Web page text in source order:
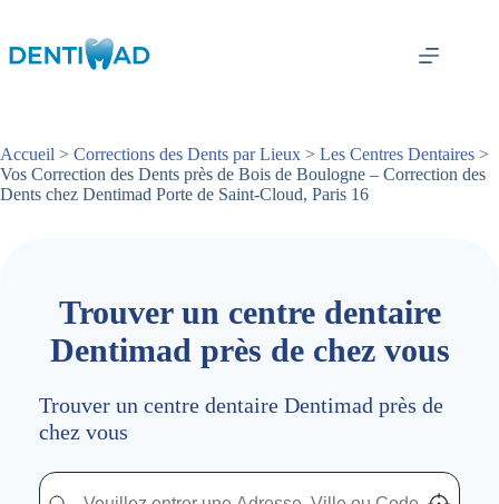
contenu
Accueil > Corrections des Dents par Lieux > Les Centres Dentaires >
Vos Correction des Dents près de Bois de Boulogne – Correction des
Dents chez Dentimad Porte de Saint-Cloud, Paris 16
Trouver un centre dentaire
Dentimad près de chez vous
Trouver un centre dentaire Dentimad près de
chez vous
Trouver un centre dentaire Dentimad près de
Trouver un centre dentaire Dentimad près de chez vous Localisez-